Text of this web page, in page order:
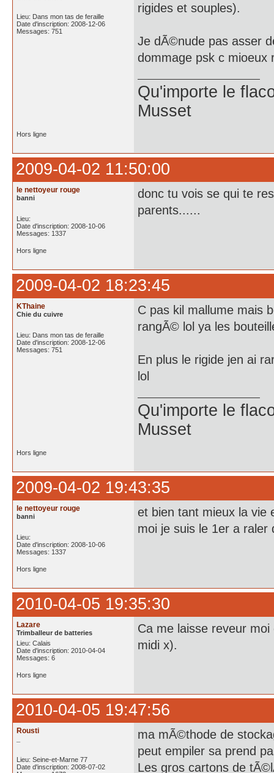
Lieu: Dans mon tas de feraille
Date d'inscription: 2008-12-06
Messages: 751
rigides et souples).
Je dÃ©nude pas asser
dommage psk c mioeux
Qu'importe le
Musset
Hors ligne
2009-04-02 11:50:00
le nettoyeur rouge
banni
Lieu:
Date d'inscription: 2008-10-06
Messages: 1337
donc tu vois se qui te
parents......
Hors ligne
2009-04-02 18:23:45
KThaine
Chie du cuivre
Lieu: Dans mon tas de feraille
Date d'inscription: 2008-12-06
Messages: 751
C pas kil mallume mais
rangÃ© lol ya les
En plus le rigide jen ai
lol
Qu'importe le
Musset
Hors ligne
2009-04-02 19:43:35
le nettoyeur rouge
banni
Lieu:
Date d'inscription: 2008-10-06
Messages: 1337
et bien tant mieux la vie
moi je suis le 1er a raler
Hors ligne
2010-04-05 19:35:30
Lazare
Trimballeur de batteries
Lieu: Calais
Date d'inscription: 2010-04-04
Messages: 6
Ca me laisse reveur
midi x).
Hors ligne
2010-04-05 19:47:56
Rousti
Lieu: Seine-et-Marne 77
Date d'inscription: 2008-07-02
ma mÃ©thode de
peut empiler sa prend
Les gros cartons de